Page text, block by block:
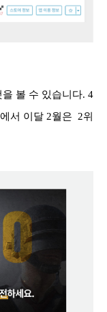
볼 수 있습니다. 4
서 이달 2월은 2위